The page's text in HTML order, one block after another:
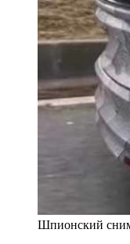
Шпионский